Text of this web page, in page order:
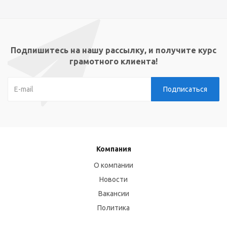
Подпишитесь на нашу рассылку, и получите курс
грамотного клиента!
Компания
О компании
Новости
Вакансии
Политика